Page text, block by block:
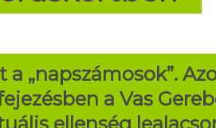
„napszámosok”.
a Vas